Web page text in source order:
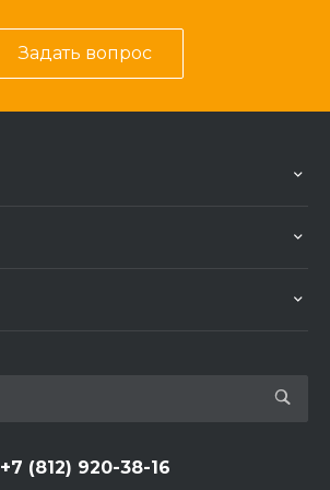
Задать вопрос
+7 (812) 920-38-16